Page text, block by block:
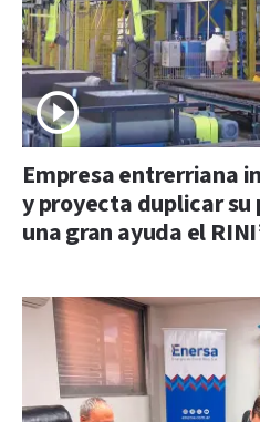
Empresa entrerriana
y proyecta duplicar su
una gran ayuda el